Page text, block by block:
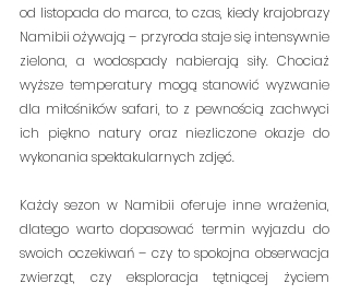
od listopada do marca, to czas, kiedy krajobrazy
Namibii ożywają – przyroda staje się intensywnie
zielona, a wodospady nabierają siły. Chociaż
wyższe temperatury mogą stanowić wyzwanie
dla miłośników safari, to z pewnością zachwyci
ich piękno natury oraz niezliczone okazje do
wykonania spektakularnych zdjęć.
Każdy sezon w Namibii oferuje inne wrażenia,
dlatego warto dopasować termin wyjazdu do
swoich oczekiwań – czy to spokojna obserwacja
zwierząt, czy eksploracja tętniącej życiem